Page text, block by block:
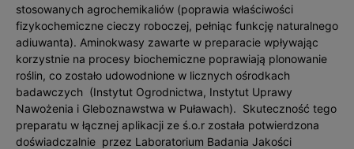
stosowanych agrochemikaliów (poprawia właściwości
fizykochemiczne cieczy roboczej, pełniąc funkcję naturalnego
adiuwanta). Aminokwasy zawarte w preparacie wpływając
korzystnie na procesy biochemiczne poprawiają plonowanie
roślin, co zostało udowodnione w licznych ośrodkach
badawczych (Instytut Ogrodnictwa, Instytut Uprawy
Nawożenia i Gleboznawstwa w Puławach). Skuteczność tego
preparatu w łącznej aplikacji ze ś.o.r została potwierdzona
doświadczalnie przez Laboratorium Badania Jakości